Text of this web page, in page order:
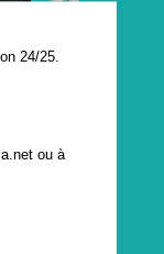
24/25.
ou à